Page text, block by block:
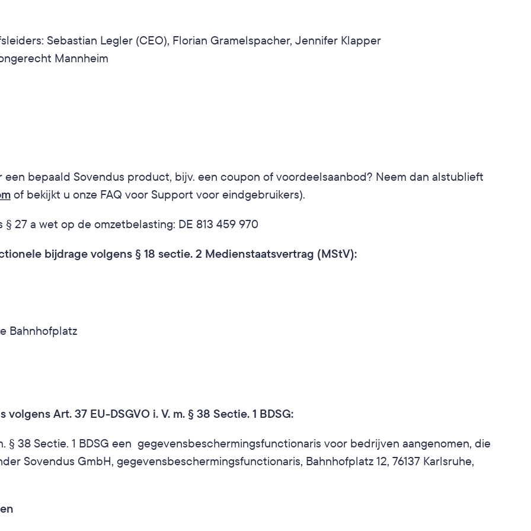
Sebastian Legler (CEO), Florian Gramelspacher, Jennifer Klapper
Mannheim
bepaald Sovendus product, bijv. een coupon of voordeelsaanbod? Neem dan alstublieft
of bekijkt u onze FAQ voor Support voor eindgebruikers).
27 a wet op de omzetbelasting: DE 813 459 970
bijdrage volgens § 18 sectie. 2 Medienstaatsvertrag (MStV):
Bahnhofplatz
Art. 37 EU-DSGVO i. V. m. § 38 Sectie. 1 BDSG:
§ 38 Sectie. 1 BDSG een  gegevensbeschermingsfunctionaris voor bedrijven aangenomen, die
Sovendus GmbH, gegevensbeschermingsfunctionaris, Bahnhofplatz 12, 76137 Karlsruhe,